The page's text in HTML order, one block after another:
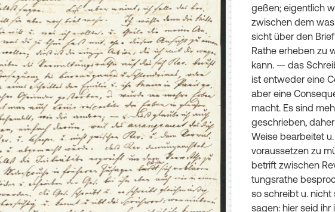
geßen; eigentlich
zwischen dem was
sicht über den Brief
Rathe erheben zu
kann. — das
ist entweder eine
aber eine
macht. Es sind
geschrieben, daher
Weise bearbeitet u.
voraussetzen zu
betrift zwischen
tungsrathe
so schreibt u. nicht
sagen: hier seid ihr